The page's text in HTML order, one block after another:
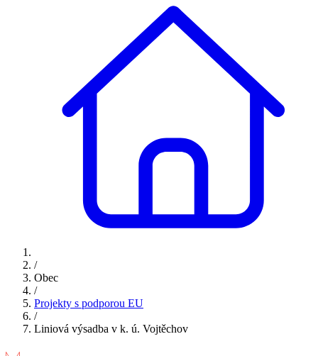
/
Obec
/
Projekty s podporou EU
/
Liniová výsadba v k. ú. Vojtěchov